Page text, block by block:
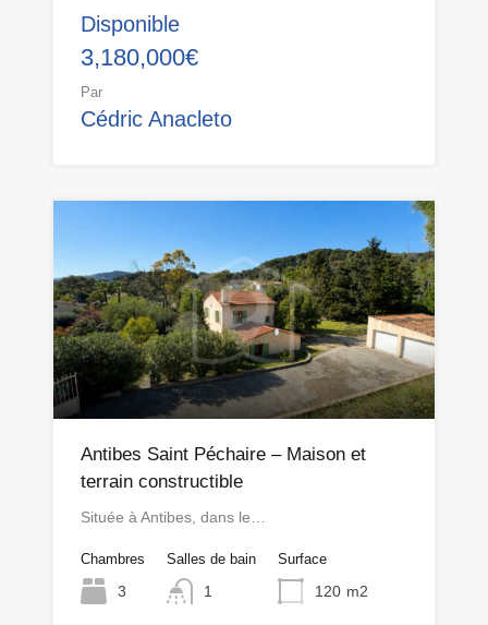
Disponible
3,180,000€
Par
Cédric Anacleto
Antibes Saint Péchaire – Maison et
terrain constructible
Située à Antibes, dans le…
Chambres
3
Salles de bain
1
Surface
120 m2